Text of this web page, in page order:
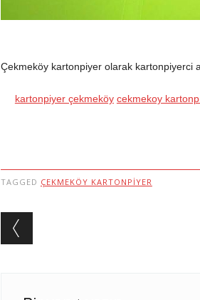
Çekmeköy kartonpiyer olarak kartonpiyerci
kartonpiyer çekmeköy cekmekoy
TAGGED ÇEKMEKÖY KARTONPIYER
Post navigation